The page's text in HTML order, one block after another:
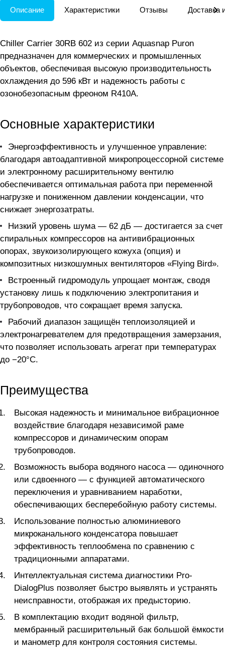
Описание Характеристики Отзывы Доставка
Chiller Carrier 30RB 602 из серии Aquasnap Puron
предназначен для коммерческих и промышленных
объектов, обеспечивая высокую производительность
охлаждения до 596 кВт и надежность работы с
озонобезопасным фреоном R410A.
Основные характеристики
Энергоэффективность и улучшенное управление:
благодаря автоадаптивной микропроцессорной системе
и электронному расширительному вентилю
обеспечивается оптимальная работа при переменной
нагрузке и пониженном давлении конденсации, что
снижает энергозатраты.
Низкий уровень шума — 62 дБ — достигается за счет
спиральных компрессоров на антивибрационных
опорах, звукоизолирующего кожуха (опция) и
композитных низкошумных вентиляторов «Flying Bird».
Встроенный гидромодуль упрощает монтаж, сводя
установку лишь к подключению электропитания и
трубопроводов, что сокращает время запуска.
Рабочий диапазон защищён теплоизоляцией и
электронагревателем для предотвращения замерзания,
что позволяет использовать агрегат при температурах
до −20°С.
Преимущества
Высокая надежность и минимальное вибрационное
воздействие благодаря независимой раме
компрессоров и динамическим опорам
трубопроводов.
Возможность выбора водяного насоса — одиночного
или сдвоенного — с функцией автоматического
переключения и уравниванием наработки,
обеспечивающих бесперебойную работу системы.
Использование полностью алюминиевого
микроканального конденсатора повышает
эффективность теплообмена по сравнению с
традиционными аппаратами.
Интеллектуальная система диагностики Pro-
DialogPlus позволяет быстро выявлять и устранять
неисправности, отображая их предысторию.
В комплектацию входит водяной фильтр,
мембранный расширительный бак большой ёмкости
и манометр для контроля состояния системы.